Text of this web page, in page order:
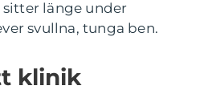
länge under
svullna, tunga ben.
klinik